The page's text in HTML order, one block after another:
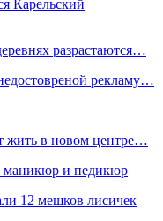
Карельский
разрастаются…
рекламу…
жить в новом центре…
и педикюр
12 мешков лисичек